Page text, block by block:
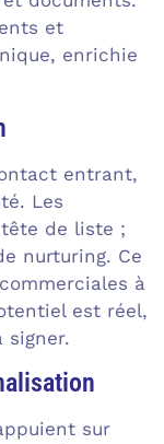
et
enrichie
entrant,
Les
de liste ;
nurturing. Ce
à
est réel,
signer.
sur